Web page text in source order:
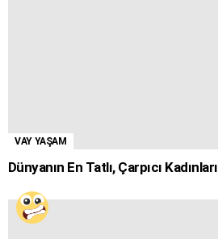
VAY YAŞAM
Dünyanın En Tatlı, Çarpıcı Kadınları